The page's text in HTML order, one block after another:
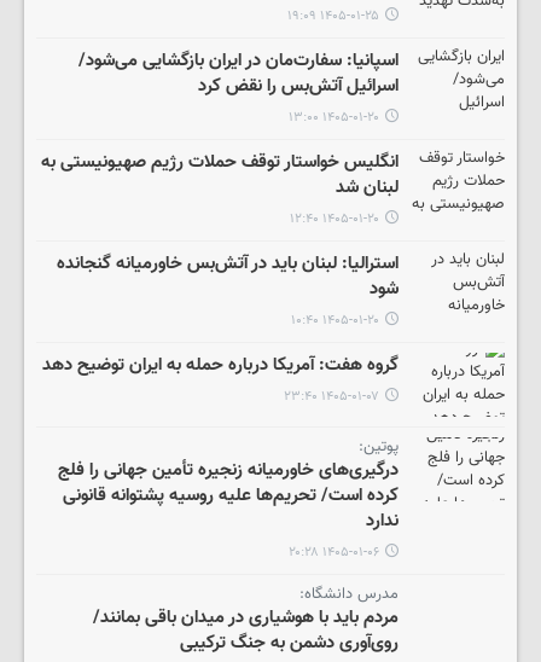
۱۴۰۵-۰۱-۲۵ ۱۹:۰۹
اسپانیا: سفارت‌مان در ایران بازگشایی می‌شود/
اسرائیل آتش‌بس را نقض کرد
۱۴۰۵-۰۱-۲۰ ۱۳:۰۰
انگلیس خواستار توقف حملات رژیم صهیونیستی به
لبنان شد
۱۴۰۵-۰۱-۲۰ ۱۲:۴۰
استرالیا: لبنان باید در آتش‌بس خاورمیانه گنجانده
شود
۱۴۰۵-۰۱-۲۰ ۱۰:۴۰
گروه هفت: آمریکا درباره حمله به ایران توضیح دهد
۱۴۰۵-۰۱-۰۷ ۲۳:۴۰
پوتین:
درگیری‌های خاورمیانه زنجیره تأمین جهانی را فلج
کرده است/ تحریم‌ها علیه روسیه پشتوانه قانونی
ندارد
۱۴۰۵-۰۱-۰۶ ۲۰:۲۸
مدرس دانشگاه:
مردم باید با هوشیاری در میدان باقی بمانند/
روی‌آوری دشمن به جنگ ترکیبی